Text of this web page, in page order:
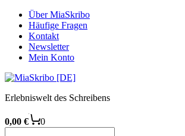
Zum
Inhalt
springen
Über MiaSkribo
Häufige Fragen
Kontakt
Newsletter
Mein Konto
Erlebniswelt des Schreibens
0,00 € 0